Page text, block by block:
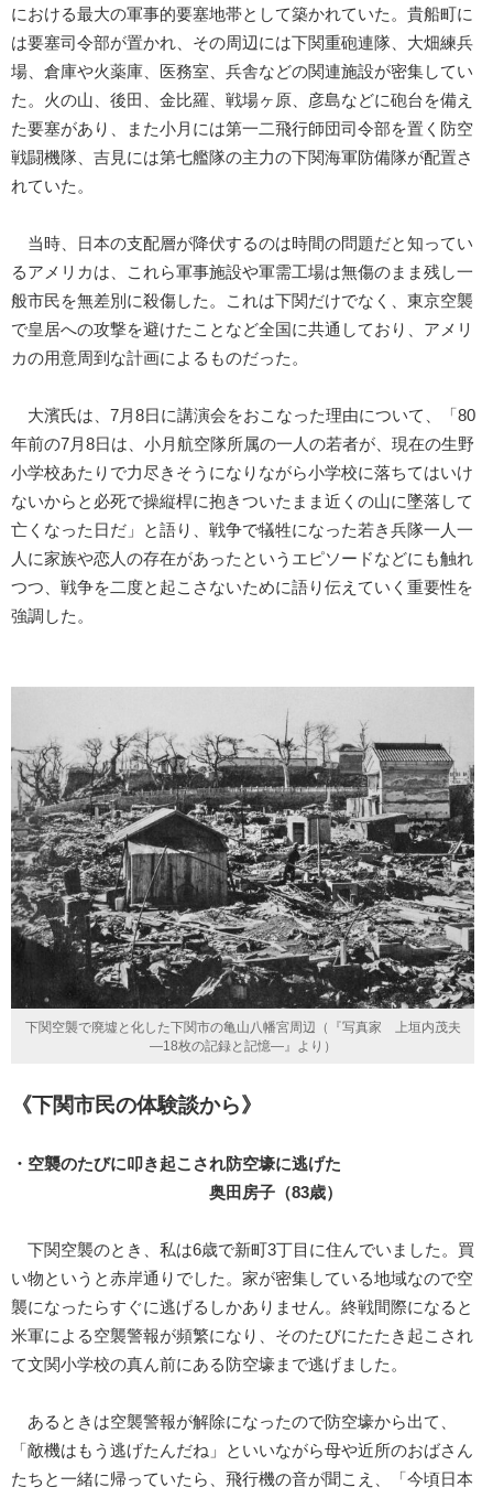
における最大の軍事的要塞地帯として築かれていた。貴船町に
は要塞司令部が置かれ、その周辺には下関重砲連隊、大畑練兵
場、倉庫や火薬庫、医務室、兵舎などの関連施設が密集してい
た。火の山、後田、金比羅、戦場ヶ原、彦島などに砲台を備え
た要塞があり、また小月には第一二飛行師団司令部を置く防空
戦闘機隊、吉見には第七艦隊の主力の下関海軍防備隊が配置さ
れていた。
当時、日本の支配層が降伏するのは時間の問題だと知ってい
るアメリカは、これら軍事施設や軍需工場は無傷のまま残し一
般市民を無差別に殺傷した。これは下関だけでなく、東京空襲
で皇居への攻撃を避けたことなど全国に共通しており、アメリ
カの用意周到な計画によるものだった。
大濱氏は、7月8日に講演会をおこなった理由について、「80
年前の7月8日は、小月航空隊所属の一人の若者が、現在の生野
小学校あたりで力尽きそうになりながら小学校に落ちてはいけ
ないからと必死で操縦桿に抱きついたまま近くの山に墜落して
亡くなった日だ」と語り、戦争で犠牲になった若き兵隊一人一
人に家族や恋人の存在があったというエピソードなどにも触れ
つつ、戦争を二度と起こさないために語り伝えていく重要性を
強調した。
下関空襲で廃墟と化した下関市の亀山八幡宮周辺（『写真家 上垣内茂夫
―18枚の記録と記憶―』より）
《下関市民の体験談から》
・空襲のたびに叩き起こされ防空壕に逃げた
奥田房子（83歳）
下関空襲のとき、私は6歳で新町3丁目に住んでいました。買
い物というと赤岸通りでした。家が密集している地域なので空
襲になったらすぐに逃げるしかありません。終戦間際になると
米軍による空襲警報が頻繁になり、そのたびにたたき起こされ
て文関小学校の真ん前にある防空壕まで逃げました。
あるときは空襲警報が解除になったので防空壕から出て、
「敵機はもう逃げたんだね」といいながら母や近所のおばさん
たちと一緒に帰っていたら、飛行機の音が聞こえ、「今頃日本